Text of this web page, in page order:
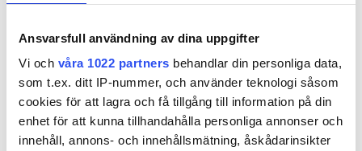
Ansvarsfull användning av dina uppgifter
Vi och våra 1022 partners behandlar din personliga data,
som t.ex. ditt IP-nummer, och använder teknologi såsom
cookies för att lagra och få tillgång till information på din
enhet för att kunna tillhandahålla personliga annonser och
innehåll, annons- och innehållsmätning, åskådarinsikter
Finns i fler varianter
Poze Standard Keratin är en kollektion utvecklad för dig
som vill ha professi...
1 295,00 kr